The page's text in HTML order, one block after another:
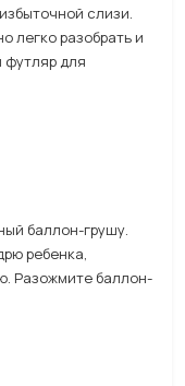
слизи.
легко разобрать и
футляр для
баллон-грушу.
ребенка,
Разожмите баллон-